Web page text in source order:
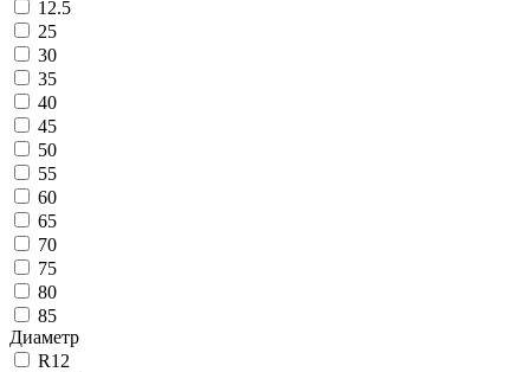
12.5
25
30
35
40
45
50
55
60
65
70
75
80
85
Диаметр
R12